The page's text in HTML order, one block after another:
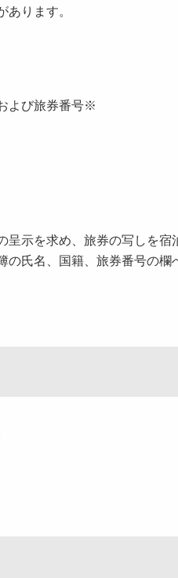
ります。
よび旅券番号※
示を求め、旅券の写しを宿
氏名、国籍、旅券番号の